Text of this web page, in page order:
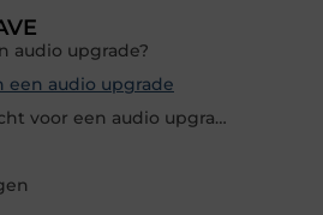
audio upgrade?
een audio upgrade
Waar kunt u terecht voor een audio upgrade?